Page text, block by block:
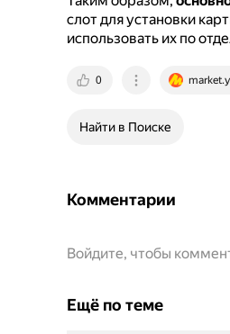
слот для установки
использовать их по
0
Найти в Поиске
Комментарии
Войдите, чтобы
Ещё по теме